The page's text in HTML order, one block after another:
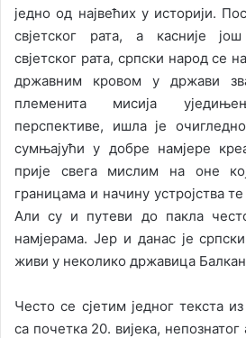
једно од највећих у историји.
свјетског рата, а касније
свјетског рата, српски народ се
државним кровом у држави
племенита мисија
перспективе, ишла је
сумњајући у добре намјере
прије свега мислим на оне
границама и начину устројства
Али су и путеви до пакла
намјерама. Јер и данас је
живи у неколико државица
Често се сјетим једног текста
са почетка 20. вијека,